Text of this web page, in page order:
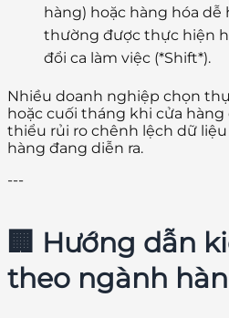
hàng) hoặc hàng hóa
thường được thực hiện
đổi ca làm việc (*Shift*).
Nhiều doanh nghiệp chọn
hoặc cuối tháng khi cửa
thiểu rủi ro chênh lệch dữ
hàng đang diễn ra.
---
🏢 Hướng dẫn
theo ngành